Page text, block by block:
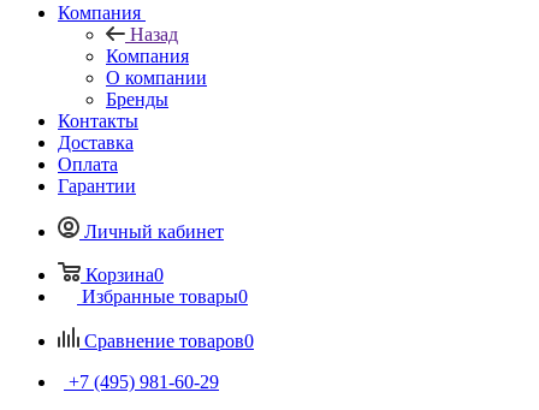
Компания
Назад
Компания
О компании
Бренды
Контакты
Доставка
Оплата
Гарантии
Личный кабинет
Корзина0
Избранные товары0
Сравнение товаров0
+7 (495) 981-60-29